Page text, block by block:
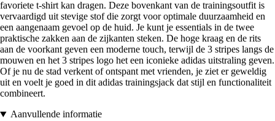
favoriete t-shirt kan dragen. Deze bovenkant van de trainingsoutfit is
vervaardigd uit stevige stof die zorgt voor optimale duurzaamheid en
een aangenaam gevoel op de huid. Je kunt je essentials in de twee
praktische zakken aan de zijkanten steken. De hoge kraag en de rits
aan de voorkant geven een moderne touch, terwijl de 3 stripes langs de
mouwen en het 3 stripes logo het een iconieke adidas uitstraling geven.
Of je nu de stad verkent of ontspant met vrienden, je ziet er geweldig
uit en voelt je goed in dit adidas trainingsjack dat stijl en functionaliteit
combineert.
Aanvullende informatie